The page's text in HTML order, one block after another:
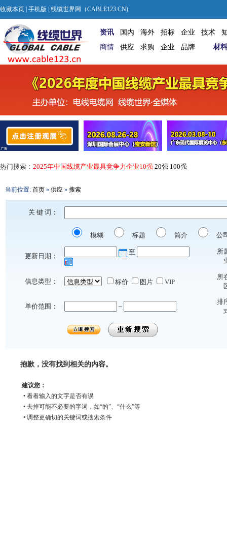
收藏本页 手机版 | 线缆世界网（CABLE123.CN)
资讯 国内 海外 招标 企业 技术
商情
供应 求购 企业 品牌 材料
热门搜索： 2025年中国线缆产业最具竞争力企业10强 20强 100强
当前位置: 首页 » 供应 » 搜索
关 键 词：
模糊 标题 简介 公
更新日期：
至
所
信息类型： 标价 图片 VIP
所
单价范围： ~
排
抱歉，没有找到相关的内容。
建议您：
• 看看输入的文字是否有误
• 去掉可能不必要的字词，如“的”、“什么”等
• 调整更确切的关键词或搜索条件